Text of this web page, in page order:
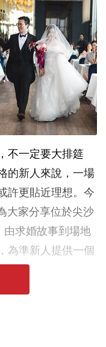
不一定要大排筵
的新人來說，一場
許更貼近理想。今
大家分享位於尖沙
由求婚故事到場地
為準新人提供一個